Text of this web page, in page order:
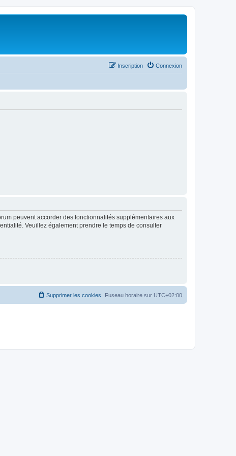
Connexion
Inscription
peuvent accorder des fonctionnalités supplémentaires aux
Veuillez également prendre le temps de consulter
Fuseau horaire sur UTC+02:00
Supprimer les cookies